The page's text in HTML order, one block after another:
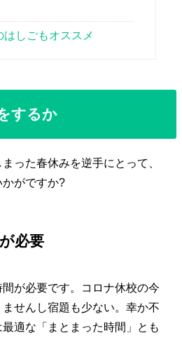
はしごもオススメ
するか
った春休みを逆手にとって、
がですか?
必要
が必要です。コロナ休校の今
せんし宿題も少ない。幸か不
適な「まとまった時間」とも